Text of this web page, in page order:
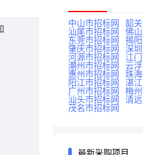
中山市招标网
韶
汕尾市招标网
佛
东莞市招标网
揭
肇庆市招标网
深
河源市招标网
江
潮州市招标网
云
惠州市招标网
珠
阳江市招标网
湛
广州市招标网
梅
汕头市招标网
清
茂名市招标网
最新采购项目